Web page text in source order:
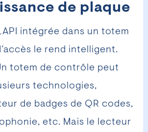
de plaque
intégrée dans un totem
le rend intelligent.
totem de contrôle peut
technologies,
de badges de QR codes,
etc. Mais le lecteur